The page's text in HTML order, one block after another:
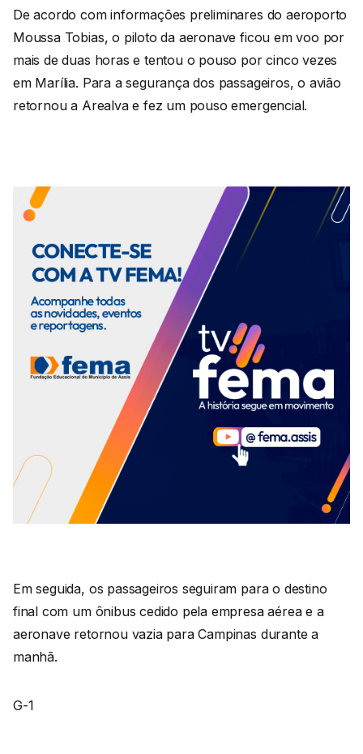
De acordo com informações preliminares do aeroporto
Moussa Tobias, o piloto da aeronave ficou em voo por
mais de duas horas e tentou o pouso por cinco vezes
em Marília. Para a segurança dos passageiros, o avião
retornou a Arealva e fez um pouso emergencial.
Em seguida, os passageiros seguiram para o destino
final com um ônibus cedido pela empresa aérea e a
aeronave retornou vazia para Campinas durante a
manhã.
G-1